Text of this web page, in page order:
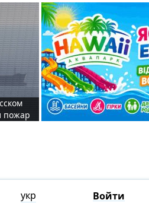
пожар
укр Войти